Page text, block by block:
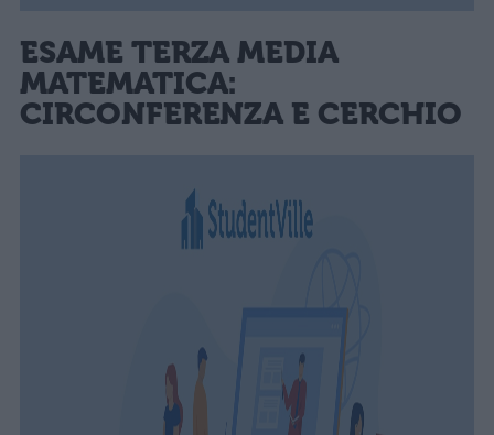
ESAME TERZA MEDIA
MATEMATICA:
CIRCONFERENZA E CERCHIO